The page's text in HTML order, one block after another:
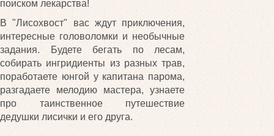
поиском лекарства!
В "Лисохвост" вас ждут приключения,
интересные головоломки и необычные
задания. Будете бегать по лесам,
собирать ингридиенты из разных трав,
поработаете юнгой у капитана парома,
разгадаете мелодию мастера, узнаете
про таинственное путешествие
дедушки лисички и его друга.